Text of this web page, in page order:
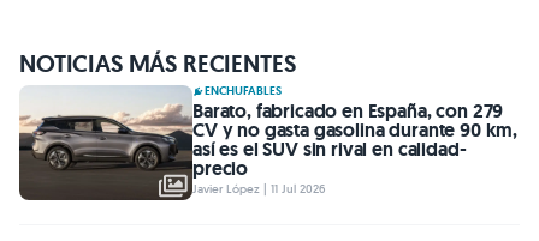
NOTICIAS MÁS RECIENTES
ENCHUFABLES
Barato, fabricado en España, con 279
CV y no gasta gasolina durante 90 km,
así es el SUV sin rival en calidad-
precio
Javier López | 11 Jul 2026